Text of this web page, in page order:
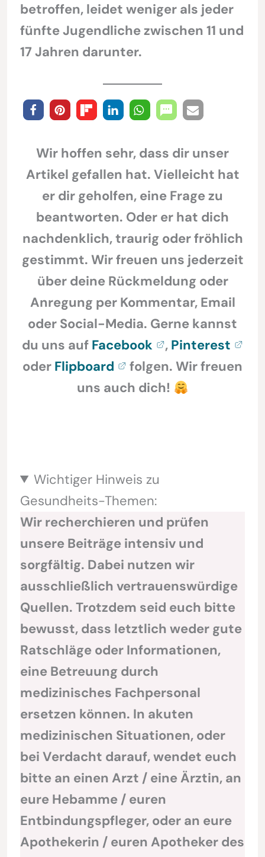
betroffen, leidet weniger als jeder
fünfte Jugendliche zwischen 11 und
17 Jahren darunter.
Wir hoffen sehr, dass dir unser
Artikel gefallen hat. Vielleicht hat
er dir geholfen, eine Frage zu
beantworten. Oder er hat dich
nachdenklich, traurig oder fröhlich
gestimmt. Wir freuen uns jederzeit
über deine Rückmeldung oder
Anregung per Kommentar, Email
oder Social-Media. Gerne kannst
du uns auf Facebook , Pinterest
oder Flipboard
folgen. Wir freuen
uns auch dich!
Wichtiger Hinweis zu
Gesundheits-Themen:
Wir recherchieren und prüfen
unsere Beiträge intensiv und
sorgfältig. Dabei nutzen wir
ausschließlich vertrauenswürdige
Quellen. Trotzdem seid euch bitte
bewusst, dass letztlich weder gute
Ratschläge oder Informationen,
eine Betreuung durch
medizinisches Fachpersonal
ersetzen können. In akuten
medizinischen Situationen, oder
bei Verdacht darauf, wendet euch
bitte an einen Arzt / eine Ärztin, an
eure Hebamme / euren
Entbindungspfleger, oder an eure
Apothekerin / euren Apotheker des